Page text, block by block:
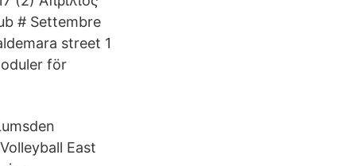
# Settembre
street 1
för
East